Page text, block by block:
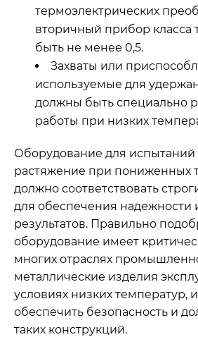
термоэлектрических
вторичный прибор класса
быть не менее 0,5.
Захваты или
используемые для
должны быть специально
работы при низких
Оборудование для испытаний
растяжение при пониженных
должно соответствовать
для обеспечения надежности
результатов. Правильно
оборудование имеет
многих отраслях
металлические изделия
условиях низких температур,
обеспечить безопасность и
таких конструкций.